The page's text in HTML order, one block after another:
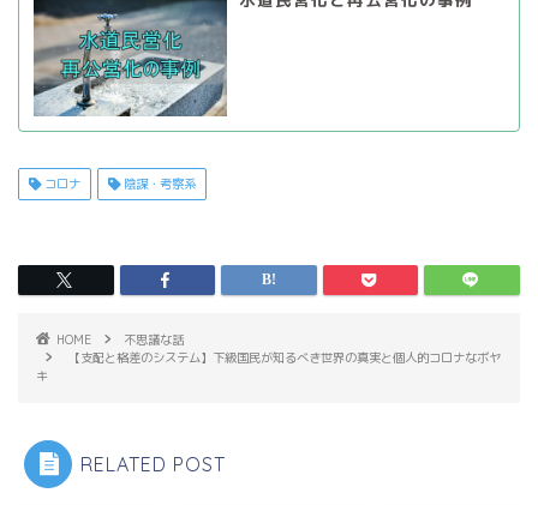
コロナ 陰謀・考察系
HOME
不思議な話
【支配と格差のシステム】下級国民が知るべき世界の真実と個人的コロナなボヤ
キ
RELATED POST